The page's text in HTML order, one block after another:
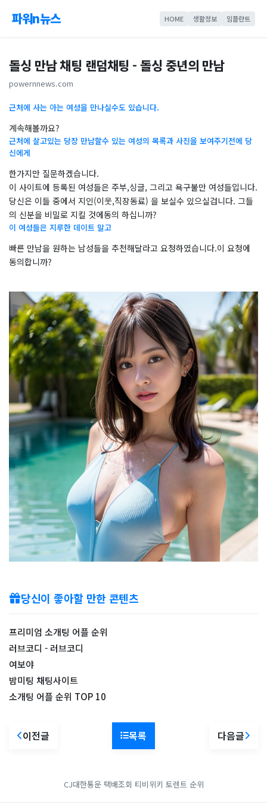
파워n뉴스 HOME 생활정보 임플란트
돌싱 만남 채팅 랜덤채팅 - 돌싱 중년의 만남
powernnews.com
근처에 사는 아는 여성을 만나실수도 있습니다.
계속해볼까요?
근처에 살고있는 당장 만남할수 있는 여성의 목록과 사진을 보여주기전에 당
신에게
한가지만 질문하겠습니다.
이 사이트에 등록된 여성들은 주부,싱글, 그리고 욕구불만 여성들입니다.
당신은 이들 중에서 지인(이웃,직장동료) 을 보실수 있으실겁니다. 그들
의 신분을 비밀로 지킬 것에동의 하십니까?
이 여성들은 지루한 데이트 말고
빠른 만남을 원하는 남성들을 추천해달라고 요청하였습니다.이 요청에
동의합니까?
당신이 좋아할 만한 콘텐츠
프리미엄 소개팅 어플 순위
러브코디 - 러브코디
여보야
밤미팅 채팅사이트
소개팅 어플 순위 TOP 10
이전글 목록 다음글
CJ대한통운 택배조회 티비위키 토렌트 순위